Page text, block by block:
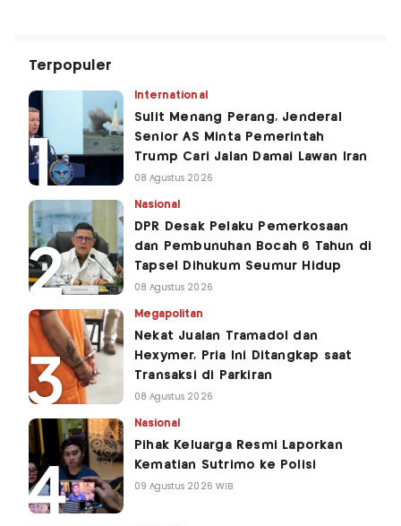
Terpopuler
International
Sulit Menang Perang, Jenderal
Senior AS Minta Pemerintah
Trump Cari Jalan Damai Lawan Iran
08 Agustus 2026
Nasional
DPR Desak Pelaku Pemerkosaan
dan Pembunuhan Bocah 6 Tahun di
Tapsel Dihukum Seumur Hidup
08 Agustus 2026
Megapolitan
Nekat Jualan Tramadol dan
Hexymer, Pria Ini Ditangkap saat
Transaksi di Parkiran
08 Agustus 2026
Nasional
Pihak Keluarga Resmi Laporkan
Kematian Sutrimo ke Polisi
09 Agustus 2026 WIB